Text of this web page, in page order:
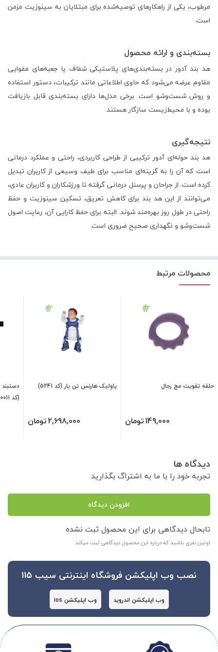
مرطوب، یکی از راهکارهای توصیه‌شده برای مبتلایان به سینوزیت مزمن
است.
بسته‌بندی و ارائه محصول
هد بند آدور در بسته‌بندی‌های پلاستیکی شفاف یا جعبه‌های مقوایی
مقاوم عرضه می‌شود که حاوی اطلاعاتی مانند ترکیبات، دستور استفاده
و روش شست‌وشو است. برخی مدل‌ها دارای بسته‌بندی قابل بازیافت
بوده و با محیط‌زیست سازگار هستند.
نتیجه‌گیری
هد بند حوله‌ای آدور ترکیبی از طراحی کاربردی، راحتی و عملکرد درمانی
است که آن را به گزینه‌ای مناسب برای طیف وسیعی از کاربران تبدیل
کرده است. از جراحان و پرسنل درمانی گرفته تا ورزشکاران و کاربران عادی،
می‌توانند از این هد بند برای کاهش تعریق، تسکین سینوزیت و حفظ
راحتی در طول روز بهره‌مند شوند. البته برای حفظ کارایی آن، رعایت اصول
شست‌وشو و نگهداری صحیح ضروری است.
محصولات مرتبط
حلقه تقویت مچ رجال
149,000تومان
پاولیک هارنس تن یار (کد 5241)
2,698,000تومان
دستبند
(کد 410011)
دیدگاه ها
تجربه خود را با ما به اشتراگ بگذارید
افزودن دیدگاه
تابحال دیدگاهی برای این محصول ثبت نشده
اولین نفری باشید که درباره این محصول دیدگاهی ثبت میکند
نصب وب اپلیکشن فروشگاه اینترنتی سیب 115
وب اپلیکشن اندروید وب اپلیکشن ios